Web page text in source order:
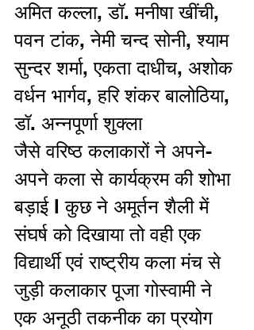
अमित कल्ला, डॉ. मनीषा खींची,
पवन टांक, नेमी चन्द सोनी, श्याम
सुन्दर शर्मा, एकता दाधीच, अशोक
वर्धन भार्गव, हरि शंकर बालोठिया,
डॉ. अन्नपूर्णा शुक्ला
जैसे वरिष्ठ कलाकारों ने अपने-
अपने कला से कार्यक्रम की शोभा
बड़ाई l कुछ ने अमूर्तन शैली में
संघर्ष को दिखाया तो वही एक
विद्यार्थी एवं राष्ट्रीय कला मंच से
जुड़ी कलाकार पूजा गोस्वामी ने
एक अनूठी तकनीक का प्रयोग